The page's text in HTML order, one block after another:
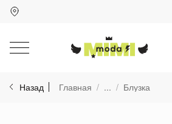
Назад Главная ... Блузка
Для клиентов всех банков
Разбейте